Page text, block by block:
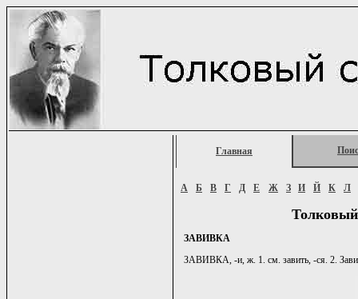
Главная
А Б В Г Д Е Ж З И Й К Л
ЗАВИВКА
ЗАВИВКА, -и, ж. 1. см. завить, -ся. 2.